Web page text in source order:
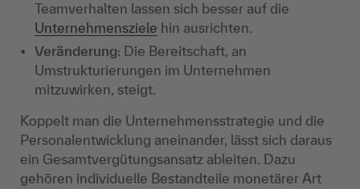
Teamverhalten lassen sich besser auf die
Unternehmensziele hin ausrichten.
Veränderung: Die Bereitschaft, an
Umstrukturierungen im Unternehmen
mitzuwirken, steigt.
Koppelt man die Unternehmensstrategie und die
Personalentwicklung aneinander, lässt sich daraus
ein Gesamtvergütungsansatz ableiten. Dazu
gehören individuelle Bestandteile monetärer Art